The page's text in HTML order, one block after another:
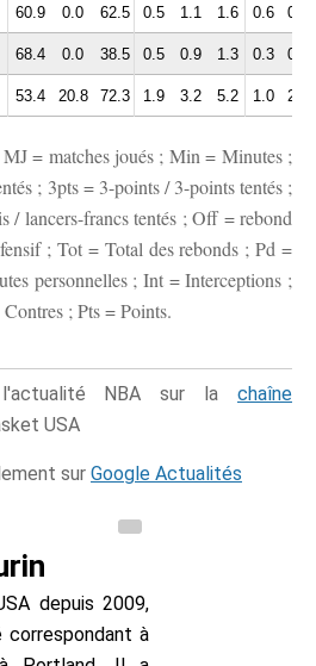
60.9 0.0 62.5 0.5 1.1 1.6 0.6 0.9
68.4 0.0 38.5 0.5 0.9 1.3 0.3 0.5
53.4 20.8 72.3 1.9 3.2 5.2 1.0 2.8
MJ = matches joués ; Min = Minutes ;
; 3pts = 3-points / 3-points tentés ;
/ lancers-francs tentés ; Off = rebond
; Tot = Total des rebonds ; Pd =
personnelles ; Int = Interceptions ;
; Pts = Points.
NBA sur la chaîne
USA
sur Google Actualités
depuis 2009,
correspondant à